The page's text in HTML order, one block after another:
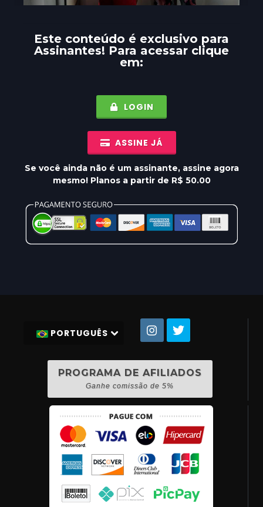
Este conteúdo é exclusivo para
Assinantes! Para acessar clique
em:
LOGIN
ASSINE JÁ
Se você ainda não é um assinante, assine agora
mesmo! Planos a partir de R$ 50.00
PORTUGUÊS
PROGRAMA DE AFILIADOS
Ganhe comissão de 5%